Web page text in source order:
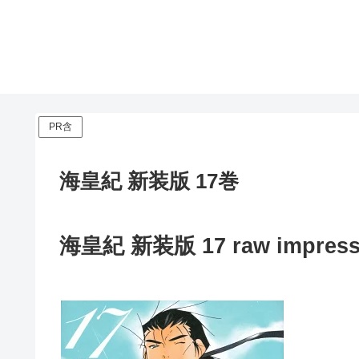
PR含
海皇紀 新装版 17巻
海皇紀 新装版 17 raw